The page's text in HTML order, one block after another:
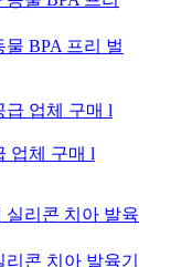
BPA 프리 벌
업체 구매 l
콘 치아 발육기